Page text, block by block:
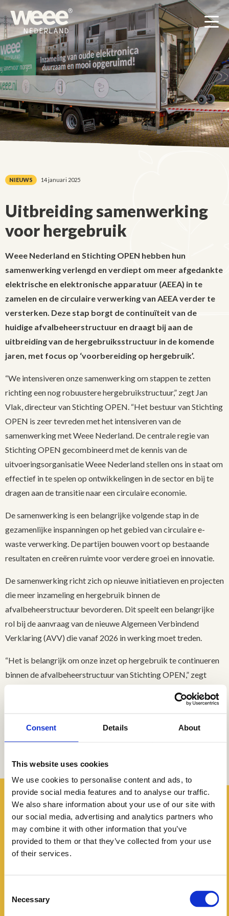
Consent Details About
This website uses cookies
We use cookies to personalise content and ads, to
provide social media features and to analyse our traffic.
We also share information about your use of our site with
our social media, advertising and analytics partners who
may combine it with other information that you’ve
provided to them or that they’ve collected from your use
of their services.
Selection
Necessary
NIEUWS 14 januari 2025
Uitbreiding samenwerking
voor hergebruik
Weee Nederland en Stichting OPEN hebben hun
samenwerking verlengd en verdiept om meer afgedankte
elektrische en elektronische apparatuur (AEEA) in te
zamelen en de circulaire verwerking van AEEA verder te
versterken. Deze stap borgt de continuïteit van de
huidige afvalbeheerstructuur en draagt bij aan de
uitbreiding van de hergebruiksstructuur in de komende
jaren, met focus op ‘voorbereiding op hergebruik’.
“We intensiveren onze samenwerking om stappen te zetten
richting een nog robuustere hergebruikstructuur,” zegt Jan
Vlak, directeur van Stichting OPEN. “Het bestuur van Stichting
OPEN is zeer tevreden met het intensiveren van de
samenwerking met Weee Nederland. De centrale regie van
Stichting OPEN gecombineerd met de kennis van de
uitvoeringsorganisatie Weee Nederland stellen ons in staat om
effectief in te spelen op ontwikkelingen in de sector en bij te
dragen aan de transitie naar een circulaire economie.
De samenwerking is een belangrijke volgende stap in de
gezamenlijke inspanningen op het gebied van circulaire e-
waste verwerking. De partijen bouwen voort op bestaande
resultaten en creëren ruimte voor verdere groei en innovatie.
De samenwerking richt zich op nieuwe initiatieven en projecten
die meer inzameling en hergebruik binnen de
afvalbeheerstructuur bevorderen. Dit speelt een belangrijke
rol bij de aanvraag van de nieuwe Algemeen Verbindend
Verklaring (AVV) die vanaf 2026 in werking moet treden.
“Het is belangrijk om onze inzet op hergebruik te continueren
binnen de afvalbeheerstructuur van Stichting OPEN,” zegt
Reint Sekhuis van Weee Nederland. “Deze samenwerking stelt
ons in staat om samen met onze partners, met wie we al lange
innovatie en verduurzaming, en daarmee een belangrijke stap
Heb je vragen over hergebruik?